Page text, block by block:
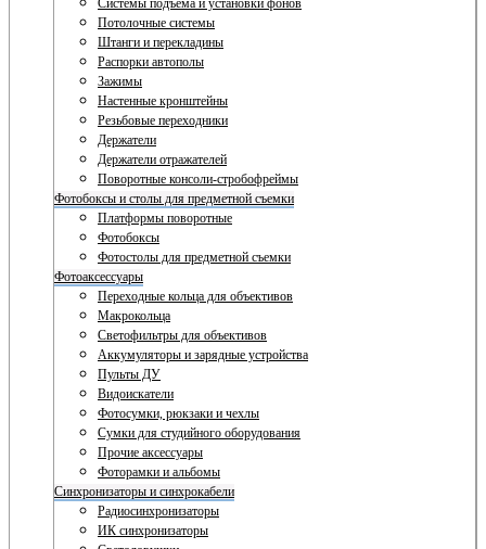
Системы подъема и установки фонов
Потолочные системы
Штанги и перекладины
Распорки автополы
Зажимы
Настенные кронштейны
Резьбовые переходники
Держатели
Держатели отражателей
Поворотные консоли-стробофреймы
Фотобоксы и столы для предметной съемки
Платформы поворотные
Фотобоксы
Фотостолы для предметной съемки
Фотоаксессуары
Переходные кольца для объективов
Макрокольца
Светофильтры для объективов
Аккумуляторы и зарядные устройства
Пульты ДУ
Видоискатели
Фотосумки, рюкзаки и чехлы
Сумки для студийного оборудования
Прочие аксессуары
Фоторамки и альбомы
Синхронизаторы и синхрокабели
Радиосинхронизаторы
ИК синхронизаторы